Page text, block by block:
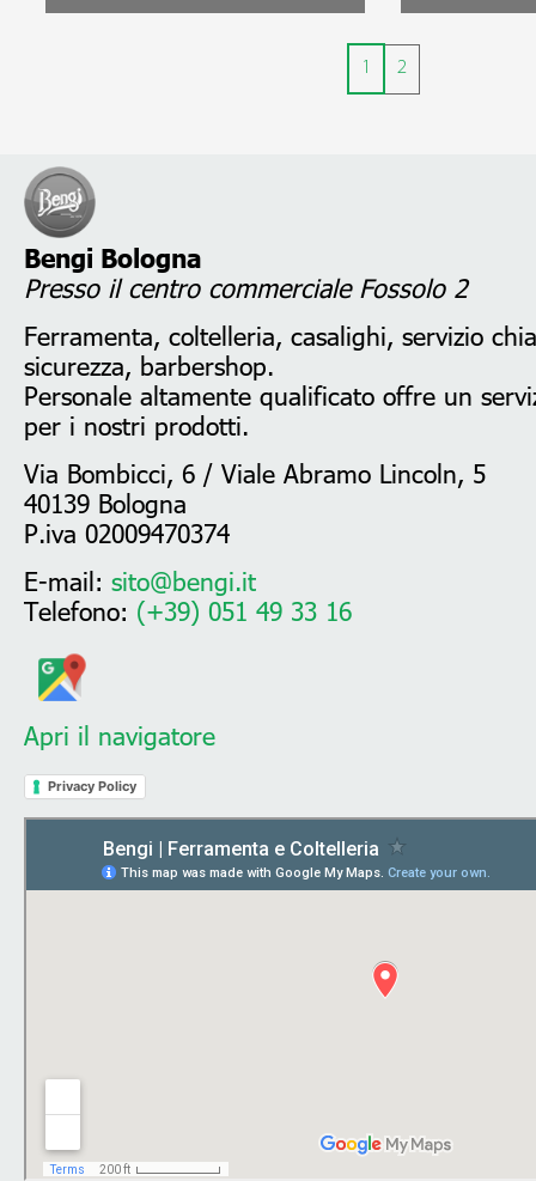
1 2
Bengi Bologna
Presso il centro commerciale Fossolo 2
Ferramenta, coltelleria, casalighi, servizio
sicurezza, barbershop.
Personale altamente qualificato offre un
per i nostri prodotti.
Via Bombicci, 6 / Viale Abramo Lincoln, 5
40139 Bologna
P.iva 02009470374
E-mail: sito@bengi.it
Telefono: (+39) 051 49 33 16
Apri il navigatore
Privacy Policy